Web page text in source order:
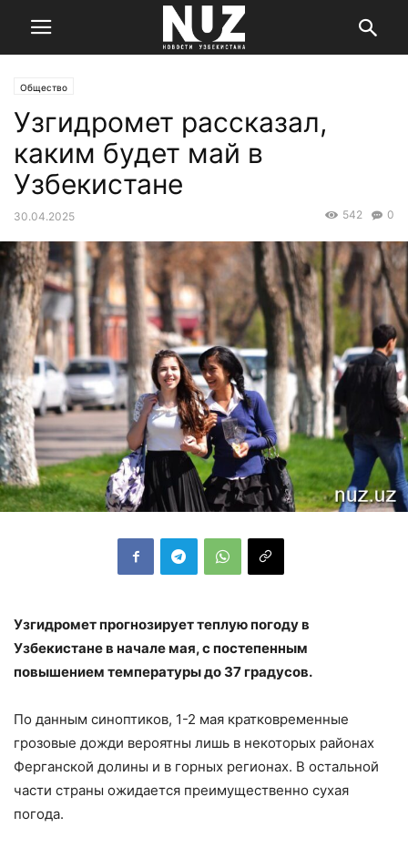
Общество
Узгидромет рассказал,
каким будет май в
Узбекистане
30.04.2025 0
542
Узгидромет прогнозирует теплую погоду в
Узбекистане в начале мая, с постепенным
повышением температуры до 37 градусов.
По данным синоптиков, 1-2 мая кратковременные
грозовые дожди вероятны лишь в некоторых районах
Ферганской долины и в горных регионах. В остальной
части страны ожидается преимущественно сухая
погода.